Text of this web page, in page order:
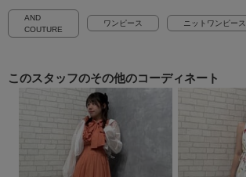
AND
COUTURE
ワンピース ニットワンピース
このスタッフのその他のコーディネート